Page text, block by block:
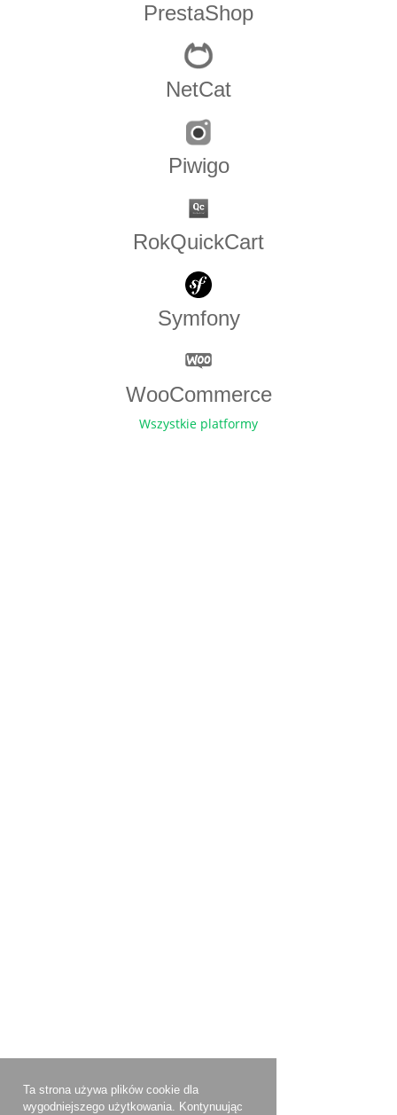
Ta strona używa plików cookie dla
wygodniejszego użytkowania. Kontynuując
PrestaShop
NetCat
Piwigo
RokQuickCart
Symfony
WooCommerce
Wszystkie platformy